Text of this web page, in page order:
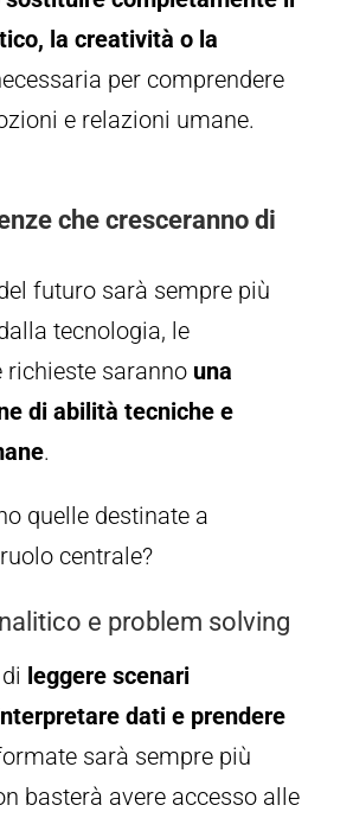
la creatività o la
per comprendere
e relazioni umane.
che cresceranno di
futuro sarà sempre più
tecnologia, le
richieste saranno una
di abilità tecniche e
.
quelle destinate a
centrale?
e problem solving
leggere scenari
dati e prendere
sarà sempre più
basterà avere accesso alle